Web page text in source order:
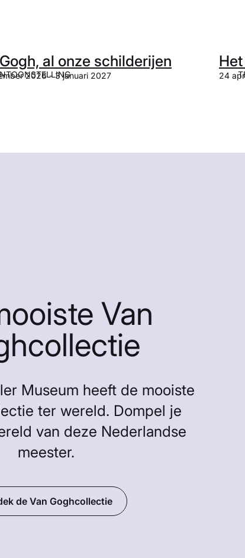
al onze schilderijen
2026 - 3 januari 2027 24
Van
Museum heeft de mooiste
ter wereld. Dompel je
van deze Nederlandse
meester.
de Van Goghcollectie